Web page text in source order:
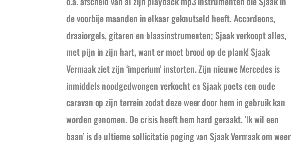
de voorbije maanden in elkaar geknutseld heeft. Accordeons,
draaiorgels, gitaren en blaasinstrumenten; Sjaak verkoopt alles,
met pijn in zijn hart, want er moet brood op de plank! Sjaak
Vermaak ziet zijn ‘imperium’ instorten. Zijn nieuwe Mercedes is
inmiddels noodgedwongen verkocht en Sjaak poets een oude
caravan op zijn terrein zodat deze weer door hem in gebruik kan
worden genomen. De crisis heeft hem hard geraakt. ‘Ik wil een
baan’ is de ultieme sollicitatie poging van Sjaak Vermaak om weer